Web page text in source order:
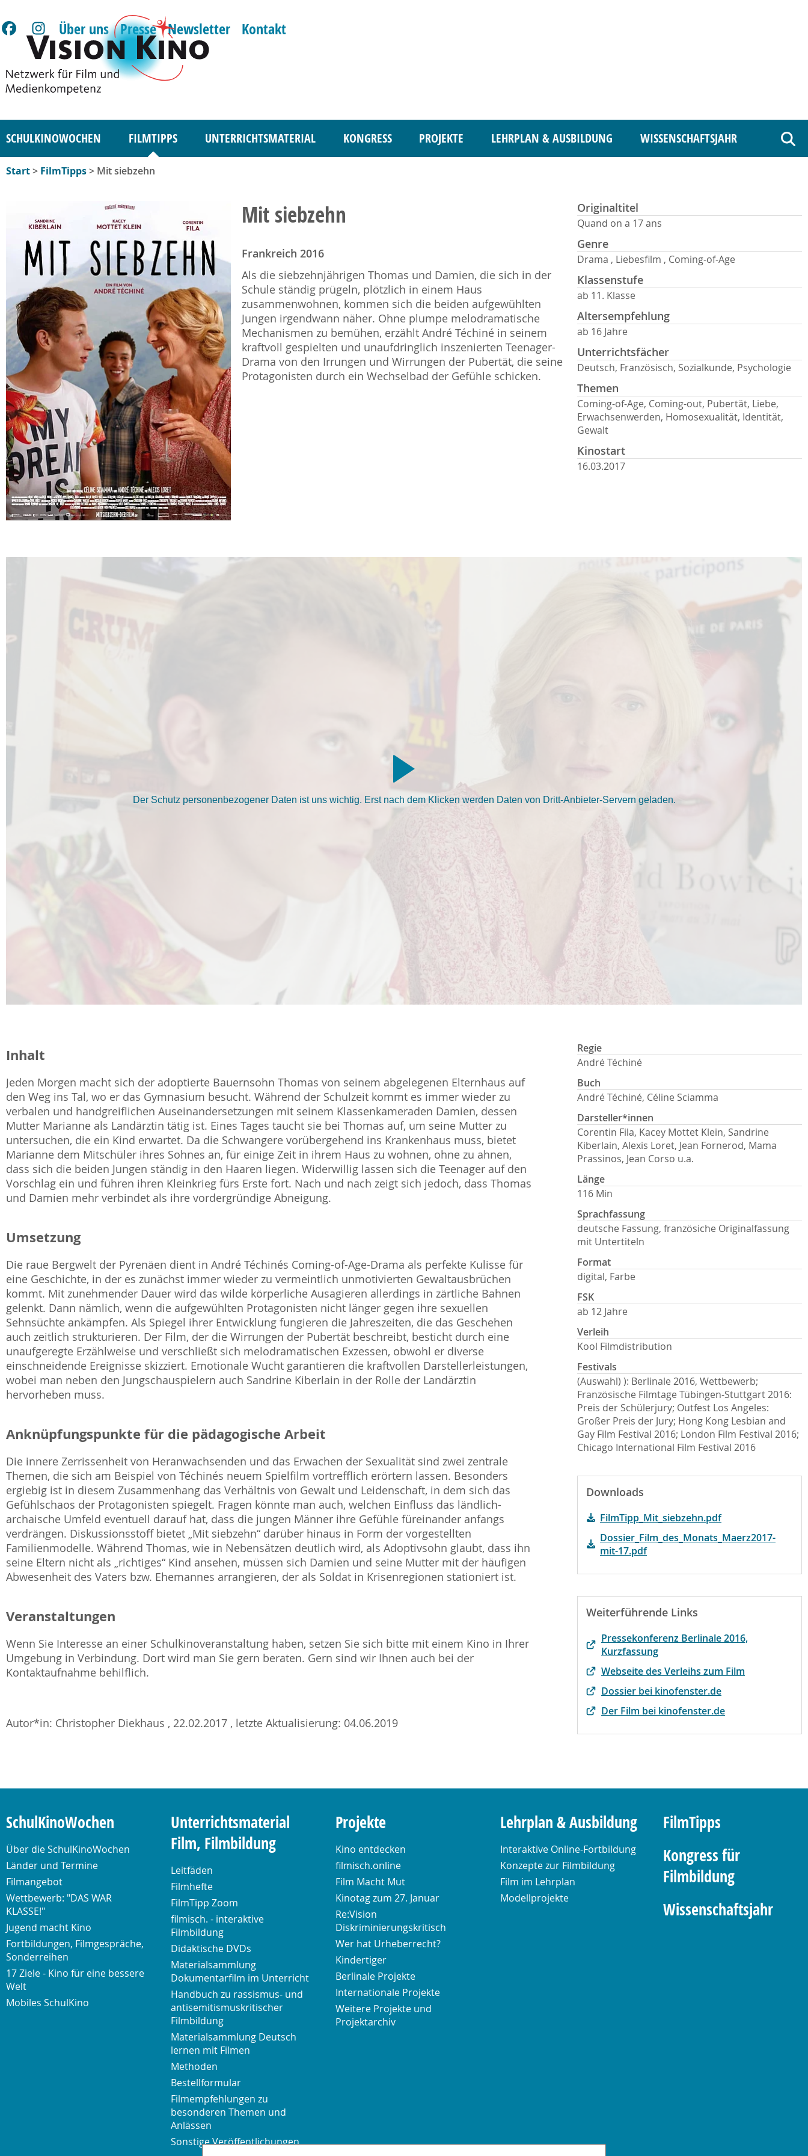
Über uns Presse Newsletter Kontakt
SCHULKINOWOCHEN FILMTIPPS UNTERRICHTSMATERIAL KONGRESS PROJEKTE LEHRPLAN & AUSBILDUNG WISSENSCHAFTSJAHR
Start> FilmTipps> Mit siebzehn
Mit siebzehn
Frankreich 2016
Als die siebzehnjährigen Thomas und Damien, die sich in der
Schule ständig prügeln, plötzlich in einem Haus
zusammenwohnen, kommen sich die beiden aufgewühlten
Jungen irgendwann näher. Ohne plumpe melodramatische
Mechanismen zu bemühen, erzählt André Téchiné in seinem
kraftvoll gespielten und unaufdringlich inszenierten Teenager-
Drama von den Irrungen und Wirrungen der Pubertät, die seine
Protagonisten durch ein Wechselbad der Gefühle schicken.
Originaltitel
Quand on a 17 ans
Genre
Drama , Liebesfilm , Coming-of-Age
Klassenstufe
ab 11. Klasse
Altersempfehlung
ab 16 Jahre
Unterrichtsfächer
Deutsch, Französisch, Sozialkunde, Psychologie
Themen
Coming-of-Age, Coming-out, Pubertät, Liebe,
Erwachsenwerden, Homosexualität, Identität,
Gewalt
Kinostart
16.03.2017
Der Schutz personenbezogener Daten ist uns wichtig. Erst nach dem Klicken werden Daten von Dritt-Anbieter-Servern geladen.
Inhalt
Jeden Morgen macht sich der adoptierte Bauernsohn Thomas von seinem abgelegenen Elternhaus auf
den Weg ins Tal, wo er das Gymnasium besucht. Während der Schulzeit kommt es immer wieder zu
verbalen und handgreiflichen Auseinandersetzungen mit seinem Klassenkameraden Damien, dessen
Mutter Marianne als Landärztin tätig ist. Eines Tages taucht sie bei Thomas auf, um seine Mutter zu
untersuchen, die ein Kind erwartet. Da die Schwangere vorübergehend ins Krankenhaus muss, bietet
Marianne dem Mitschüler ihres Sohnes an, für einige Zeit in ihrem Haus zu wohnen, ohne zu ahnen,
dass sich die beiden Jungen ständig in den Haaren liegen. Widerwillig lassen sich die Teenager auf den
Vorschlag ein und führen ihren Kleinkrieg fürs Erste fort. Nach und nach zeigt sich jedoch, dass Thomas
und Damien mehr verbindet als ihre vordergründige Abneigung.
Umsetzung
Die raue Bergwelt der Pyrenäen dient in André Téchinés Coming-of-Age-Drama als perfekte Kulisse für
eine Geschichte, in der es zunächst immer wieder zu vermeintlich unmotivierten Gewaltausbrüchen
kommt. Mit zunehmender Dauer wird das wilde körperliche Ausagieren allerdings in zärtliche Bahnen
gelenkt. Dann nämlich, wenn die aufgewühlten Protagonisten nicht länger gegen ihre sexuellen
Sehnsüchte ankämpfen. Als Spiegel ihrer Entwicklung fungieren die Jahreszeiten, die das Geschehen
auch zeitlich strukturieren. Der Film, der die Wirrungen der Pubertät beschreibt, besticht durch eine
unaufgeregte Erzählweise und verschließt sich melodramatischen Exzessen, obwohl er diverse
einschneidende Ereignisse skizziert. Emotionale Wucht garantieren die kraftvollen Darstellerleistungen,
wobei man neben den Jungschauspielern auch Sandrine Kiberlain in der Rolle der Landärztin
hervorheben muss.
Anknüpfungspunkte für die pädagogische Arbeit
Die innere Zerrissenheit von Heranwachsenden und das Erwachen der Sexualität sind zwei zentrale
Themen, die sich am Beispiel von Téchinés neuem Spielfilm vortrefflich erörtern lassen. Besonders
ergiebig ist in diesem Zusammenhang das Verhältnis von Gewalt und Leidenschaft, in dem sich das
Gefühlschaos der Protagonisten spiegelt. Fragen könnte man auch, welchen Einfluss das ländlich-
archaische Umfeld eventuell darauf hat, dass die jungen Männer ihre Gefühle füreinander anfangs
verdrängen. Diskussionsstoff bietet „Mit siebzehn“ darüber hinaus in Form der vorgestellten
Familienmodelle. Während Thomas, wie in Nebensätzen deutlich wird, als Adoptivsohn glaubt, dass ihn
seine Eltern nicht als „richtiges“ Kind ansehen, müssen sich Damien und seine Mutter mit der häufigen
Abwesenheit des Vaters bzw. Ehemannes arrangieren, der als Soldat in Krisenregionen stationiert ist.
Veranstaltungen
Wenn Sie Interesse an einer Schulkinoveranstaltung haben, setzen Sie sich bitte mit einem Kino in Ihrer
Umgebung in Verbindung. Dort wird man Sie gern beraten. Gern sind wir Ihnen auch bei der
Kontaktaufnahme behilflich.
Autor*in: Christopher Diekhaus , 22.02.2017 , letzte Aktualisierung: 04.06.2019
Regie
André Téchiné
Buch
André Téchiné, Céline Sciamma
Darsteller*innen
Corentin Fila, Kacey Mottet Klein, Sandrine
Kiberlain, Alexis Loret, Jean Fornerod, Mama
Prassinos, Jean Corso u.a.
Länge
116 Min
Sprachfassung
deutsche Fassung, französiche Originalfassung
mit Untertiteln
Format
digital, Farbe
FSK
ab 12 Jahre
Verleih
Kool Filmdistribution
Festivals
(Auswahl) ): Berlinale 2016, Wettbewerb;
Französische Filmtage Tübingen-Stuttgart 2016:
Preis der Schülerjury; Outfest Los Angeles:
Großer Preis der Jury; Hong Kong Lesbian and
Gay Film Festival 2016; London Film Festival 2016;
Chicago International Film Festival 2016
Downloads
FilmTipp_Mit_siebzehn.pdf
Dossier_Film_des_Monats_Maerz2017-
mit-17.pdf
Weiterführende Links
Pressekonferenz Berlinale 2016,
Kurzfassung
Webseite des Verleihs zum Film
Dossier bei kinofenster.de
Der Film bei kinofenster.de
SchulKinoWochen
Über die SchulKinoWochen
Länder und Termine
Filmangebot
Wettbewerb: "DAS WAR
KLASSE!"
Jugend macht Kino
Fortbildungen, Filmgespräche,
Sonderreihen
17 Ziele - Kino für eine bessere
Welt
Mobiles SchulKino
Unterrichtsmaterial
Film, Filmbildung
Leitfäden
Filmhefte
FilmTipp Zoom
filmisch. - interaktive
Filmbildung
Didaktische DVDs
Materialsammlung
Dokumentarfilm im Unterricht
Handbuch zu rassismus- und
antisemitismuskritischer
Filmbildung
Materialsammlung Deutsch
lernen mit Filmen
Methoden
Bestellformular
Filmempfehlungen zu
besonderen Themen und
Anlässen
Sonstige Veröffentlichungen
Projekte
Kino entdecken
filmisch.online
Film Macht Mut
Kinotag zum 27. Januar
Re:Vision
Diskriminierungskritisch
Wer hat Urheberrecht?
Kindertiger
Berlinale Projekte
Internationale Projekte
Weitere Projekte und
Projektarchiv
Lehrplan & Ausbildung
Interaktive Online-Fortbildung
Konzepte zur Filmbildung
Film im Lehrplan
Modellprojekte
FilmTipps
Kongress für
Filmbildung
Wissenschaftsjahr